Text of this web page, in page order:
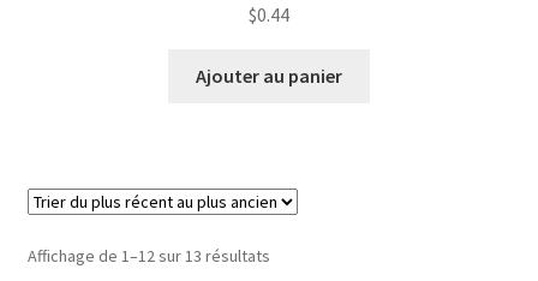
$0.44
Ajouter au panier
Affichage de 1–12 sur 13 résultatsTrié